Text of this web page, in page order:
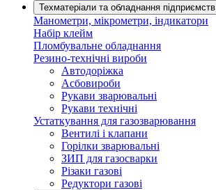
Техматеріали та обладнання підприємств
Манометри, мікрометри, індикатори
Набір клейм
Пломбувальне обладнання
Резино-технічні вироби
Автодоріжка
Асбовироби
Рукави зварювальні
Рукави технічні
Устаткування для газозварювання
Вентилі і клапани
Горілки зварювальні
ЗИП для газосварки
Різаки газові
Редуктори газові